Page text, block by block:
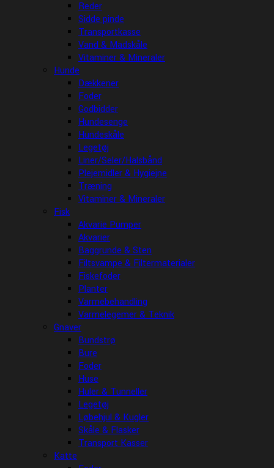
Reder
Sidde pinde
Transportkasse
Vand & Madskåle
Vitaminer & Mineraler
Hunde
Dækkener
Foder
Godbidder
Hundesenge
Hundeskåle
Legetøj
Liner/Seler/Halsbånd
Plejemidler & Hygiejne
Træning
Vitaminer & Mineraler
Fisk
Akvarie Pumper
Akvarier
Baggrunde & Sten
Filtsvampe & Filtermaterialer
Fiskefoder
Planter
Varmebehandling
Varmelegemer & Teknik
Gnaver
Bundstrø
Bure
Foder
Huse
Huler & Tunneller
Legetøj
Løbehjul & Kugler
Skåle & Flasker
Transport Kasser
Katte